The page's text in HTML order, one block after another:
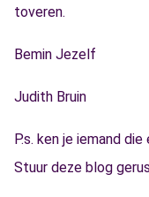
toveren.
Bemin Jezelf
Judith Bruin
P.s. ken je iemand
Stuur deze blog